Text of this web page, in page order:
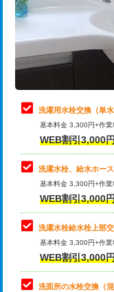
給水管工事※（塩ビ
用（追加）/3ｍ超え)
給水管工事※（ライ
管・ポリ管・HT管
給水管工事※（ライ
管・ポリ管・HT管
排水管工事（土の掘
業）
排水管工事（排水管
排水管工事（追加
え）
マス交換（土の掘
マス交換（深さ50㎝
桝清掃
止水・漏水調査・防
理・調整・分解・加
止水・漏水調査・
理・調整・分解・加
止水・漏水調査・
理・調整・分解・
キッチンタンク脱着
その他部品の脱着
交換・取付（タンク
交換・取付(単水栓
式）)
洗濯用水栓交換（単水
基本料金 3,300円+作
WEB割引3,000
洗濯水栓、給水ホー
基本料金 3,300円+作
WEB割引3,000
洗濯水栓給水栓上部
基本料金 3,300円+作
WEB割引3,000
洗面所の水栓交換（混